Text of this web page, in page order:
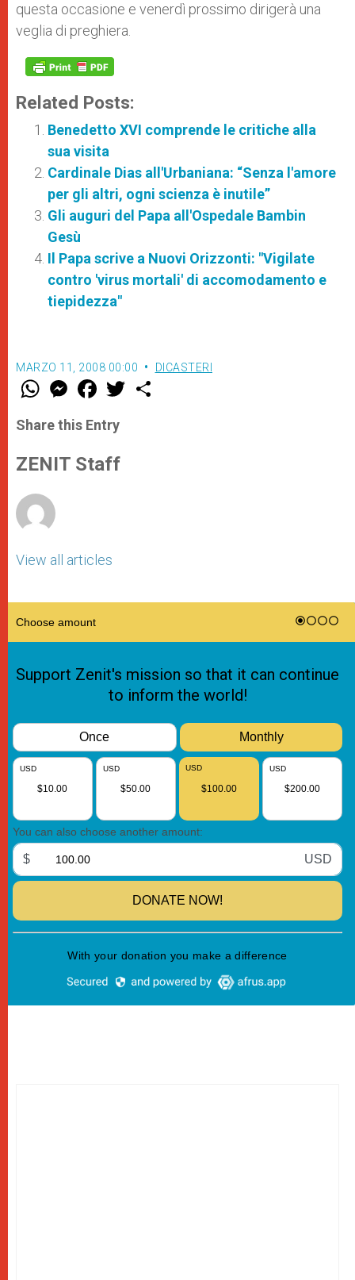
questa occasione e venerdì prossimo dirigerà una
veglia di preghiera.
Related Posts:
Benedetto XVI comprende le critiche alla
sua visita
Cardinale Dias all'Urbaniana: “Senza l'amore
per gli altri, ogni scienza è inutile”
Gli auguri del Papa all'Ospedale Bambin
Gesù
Il Papa scrive a Nuovi Orizzonti: "Vigilate
contro 'virus mortali' di accomodamento e
tiepidezza"
MARZO 11, 2008 00:00 DICASTERI
W
t
s
p
p
M
e
s
e
g
e
F
a
e
b
o
k
w
Share this Entry
ZENIT Staff
View all articles